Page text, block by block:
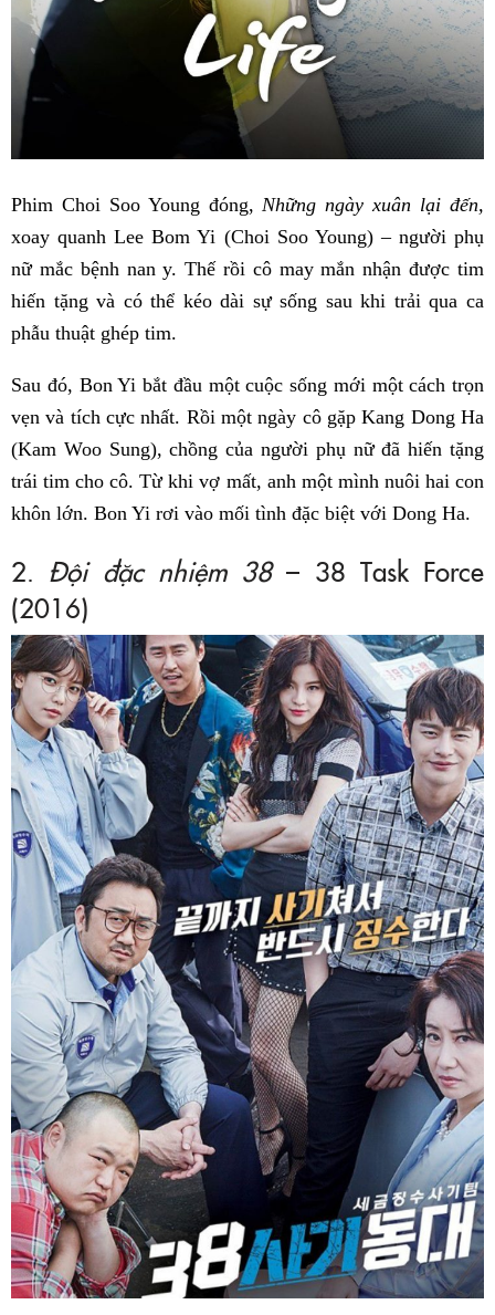
Phim Choi Soo Young đóng, Những ngày xuân lại đến,
xoay quanh Lee Bom Yi (Choi Soo Young) – người phụ
nữ mắc bệnh nan y. Thế rồi cô may mắn nhận được tim
hiến tặng và có thể kéo dài sự sống sau khi trải qua ca
phẫu thuật ghép tim.
Sau đó, Bon Yi bắt đầu một cuộc sống mới một cách trọn
vẹn và tích cực nhất. Rồi một ngày cô gặp Kang Dong Ha
(Kam Woo Sung), chồng của người phụ nữ đã hiến tặng
trái tim cho cô. Từ khi vợ mất, anh một mình nuôi hai con
khôn lớn. Bon Yi rơi vào mối tình đặc biệt với Dong Ha.
2. Đội đặc nhiệm 38– 38 Task Force
(2016)